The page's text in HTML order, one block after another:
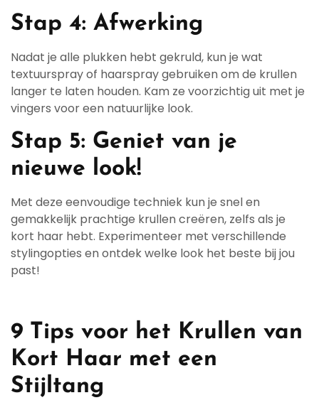
Stap 4: Afwerking
Nadat je alle plukken hebt gekruld, kun je wat
textuurspray of haarspray gebruiken om de krullen
langer te laten houden. Kam ze voorzichtig uit met je
vingers voor een natuurlijke look.
Stap 5: Geniet van je
nieuwe look!
Met deze eenvoudige techniek kun je snel en
gemakkelijk prachtige krullen creëren, zelfs als je
kort haar hebt. Experimenteer met verschillende
stylingopties en ontdek welke look het beste bij jou
past!
9 Tips voor het Krullen van
Kort Haar met een
Stijltang